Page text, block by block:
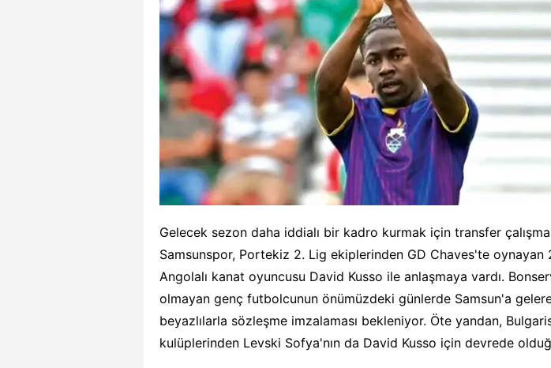
Gelecek sezon daha iddialı bir kadro kurmak için transfer
Samsunspor, Portekiz 2. Lig ekiplerinden GD Chaves'te oynayan
Angolalı kanat oyuncusu David Kusso ile anlaşmaya vardı.
olmayan genç futbolcunun önümüzdeki günlerde Samsun'a
beyazlılarla sözleşme imzalaması bekleniyor. Öte yandan,
kulüplerinden Levski Sofya'nın da David Kusso için devrede